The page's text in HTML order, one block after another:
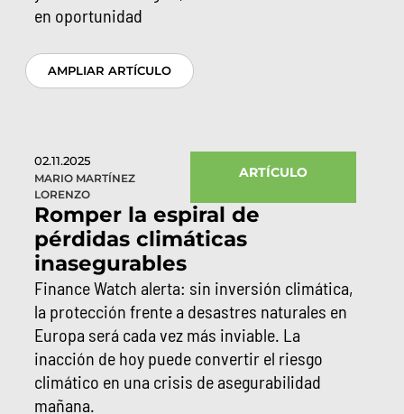
en oportunidad
AMPLIAR ARTÍCULO
02.11.2025
MARIO MARTÍNEZ
LORENZO
ARTÍCULO
Romper la espiral de
pérdidas climáticas
inasegurables
Finance Watch alerta: sin inversión climática,
la protección frente a desastres naturales en
Europa será cada vez más inviable. La
inacción de hoy puede convertir el riesgo
climático en una crisis de asegurabilidad
mañana.